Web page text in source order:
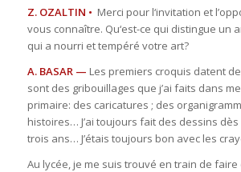
Z. OZALTIN • Merci pour l‘invitation et
vous connaître. Qu‘est-ce qui distingue un
qui a nourri et tempéré votre art?
A. BASAR — Les premiers croquis datent
sont des gribouillages que j’ai faits dans
primaire: des caricatures ; des
histoires… J’ai toujours fait des dessins dès
trois ans… J’étais toujours bon avec les
Au lycée, je me suis trouvé en train de